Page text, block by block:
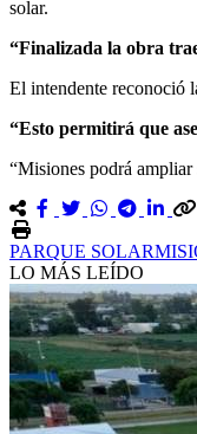
solar.
“Finalizada la obra
El intendente reconoció
“Esto permitirá que
“Misiones podrá ampliar
PARQUE SOLAR
LO MÁS LEÍDO